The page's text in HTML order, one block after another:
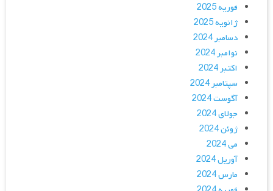
فوریه 2025
ژانویه 2025
دسامبر 2024
نوامبر 2024
اکتبر 2024
سپتامبر 2024
آگوست 2024
جولای 2024
ژوئن 2024
می 2024
آوریل 2024
مارس 2024